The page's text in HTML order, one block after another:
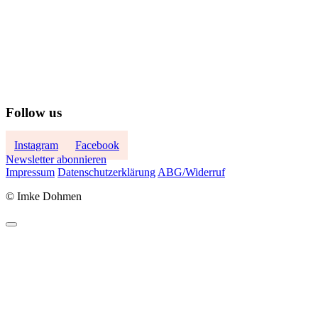
Follow us
Instagram
Facebook
Newsletter abonnieren
Impressum Datenschutzerklärung ABG/Widerruf
© Imke Dohmen